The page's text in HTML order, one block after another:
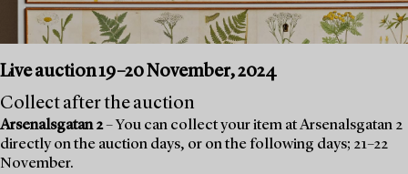
Live auction 19–20 November, 2024
Collect after the auction
Arsenalsgatan 2– You can collect your item at Arsenalsgatan 2
directly on the auction days, or on the following days; 21–22
November.